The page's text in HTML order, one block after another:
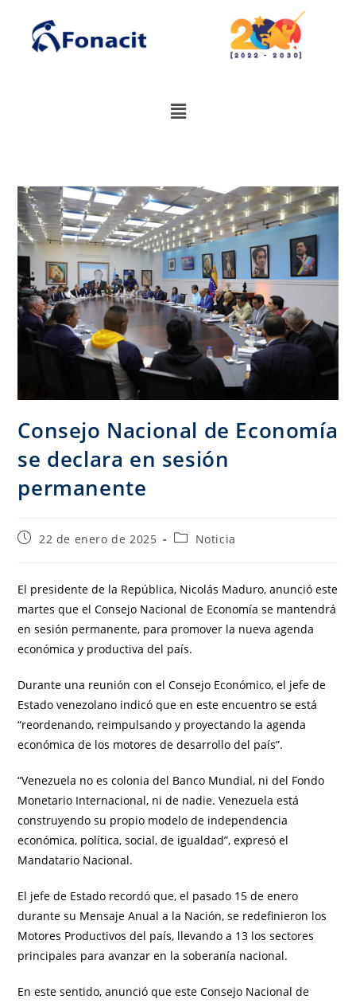
Consejo Nacional de Economía
se declara en sesión
permanente
22 de enero de 2025 Noticia
El presidente de la República, Nicolás Maduro, anunció este
martes que el Consejo Nacional de Economía se mantendrá
en sesión permanente, para promover la nueva agenda
económica y productiva del país.
Durante una reunión con el Consejo Económico, el jefe de
Estado venezolano indicó que en este encuentro se está
“reordenando, reimpulsando y proyectando la agenda
económica de los motores de desarrollo del país”.
“Venezuela no es colonia del Banco Mundial, ni del Fondo
Monetario Internacional, ni de nadie. Venezuela está
construyendo su propio modelo de independencia
económica, política, social, de igualdad”, expresó el
Mandatario Nacional.
El jefe de Estado recordó que, el pasado 15 de enero
durante su Mensaje Anual a la Nación, se redefinieron los
Motores Productivos del país, llevando a 13 los sectores
principales para avanzar en la soberanía nacional.
En este sentido, anunció que este Consejo Nacional de